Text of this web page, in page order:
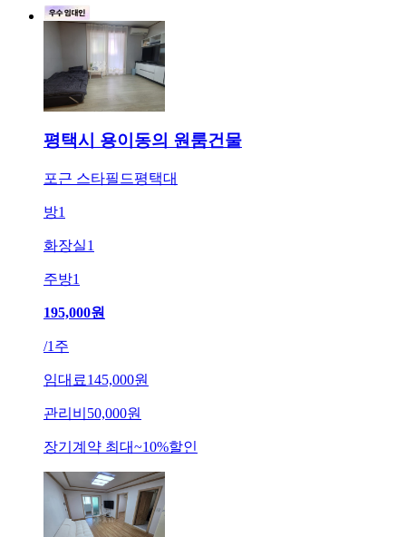
평택시 용이동의 원룸건물
포근 스타필드평택대
방1
화장실1
주방1
195,000원
/1주
임대료145,000원
관리비 50,000원
장기계약 최대~10%할인